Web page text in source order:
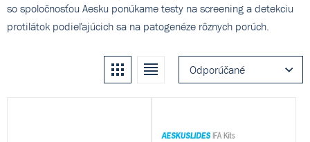
so spoločnosťou Aesku ponúkame testy na screening a detekciu
protilátok podieľajúcich sa na patogenéze rôznych porúch.
Odporúčané
Kachle Zoznam